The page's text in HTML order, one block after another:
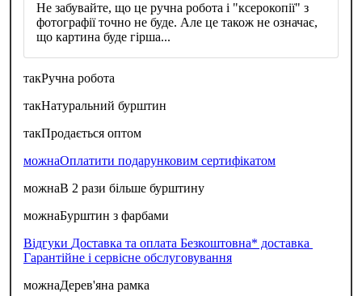
Не забувайте, що це ручна робота і "ксерокопії" з
фотографії точно не буде. Але це також не означає,
що картина буде гірша...
такРучна робота
такНатуральний бурштин
такПродається оптом
можнаОплатити подарунковим сертифікатом
можнаВ 2 рази більше бурштину
можнаБурштин з фарбами
Відгуки Доставка та оплата Безкоштовна* доставка
Гарантійне і сервісне обслуговування
можнаДерев'яна рамка